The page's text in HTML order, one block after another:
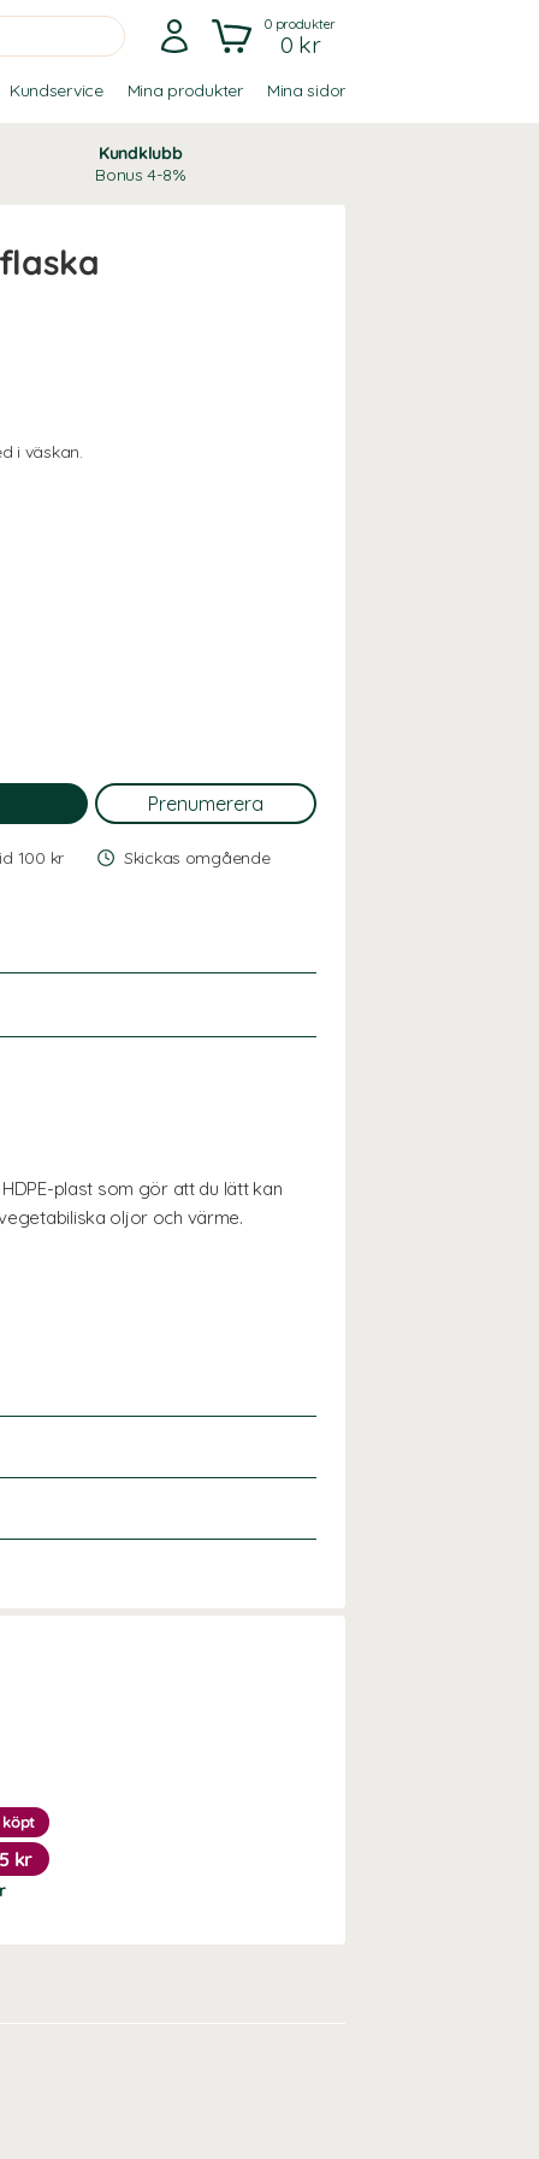
0produkter
0 kr
Kundservice Mina produkter Mina sidor
Kundklubb
Bonus 4-8%
i väskan.
100 kr Skickas omgående
plast som gör att du lätt kan
oljor och värme.
kr